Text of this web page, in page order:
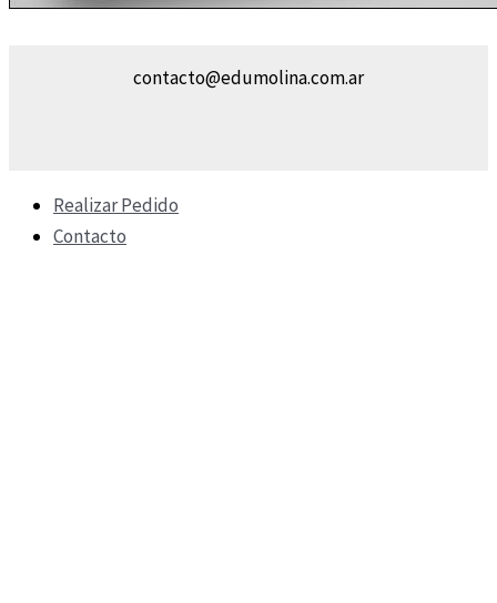
contacto@edumolina.com.ar
Realizar Pedido
Contacto